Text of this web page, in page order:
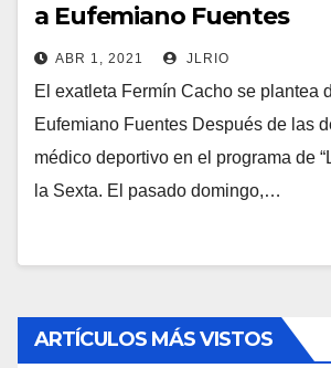
a Eufemiano Fuentes
ABR 1, 2021 JLRIO
El exatleta Fermín Cacho se plantea
Eufemiano Fuentes Después de las
médico deportivo en el programa de
la Sexta. El pasado domingo,…
ARTÍCULOS MÁS VISTOS